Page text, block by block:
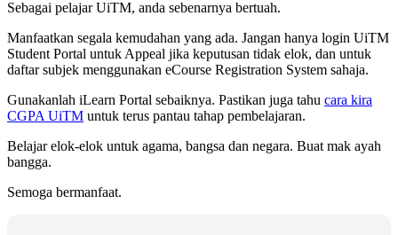
Sebagai pelajar UiTM, anda sebenarnya bertuah.
Manfaatkan segala kemudahan yang ada. Jangan hanya login UiTM
Student Portal untuk Appeal jika keputusan tidak elok, dan untuk
daftar subjek menggunakan eCourse Registration System sahaja.
Gunakanlah iLearn Portal sebaiknya. Pastikan juga tahu cara kira
CGPA UiTM untuk terus pantau tahap pembelajaran.
Belajar elok-elok untuk agama, bangsa dan negara. Buat mak ayah
bangga.
Semoga bermanfaat.